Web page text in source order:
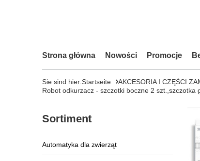
Strona główna Nowości Promocje
Sie sind hier:Startseite AKCESORIA I CZĘŚCI
Robot odkurzacz - szczotki boczne 2 szt.,szczotka
Sortiment
Automatyka dla zwierząt